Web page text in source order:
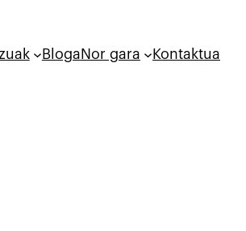
Bloga Nor gara Kontaktua